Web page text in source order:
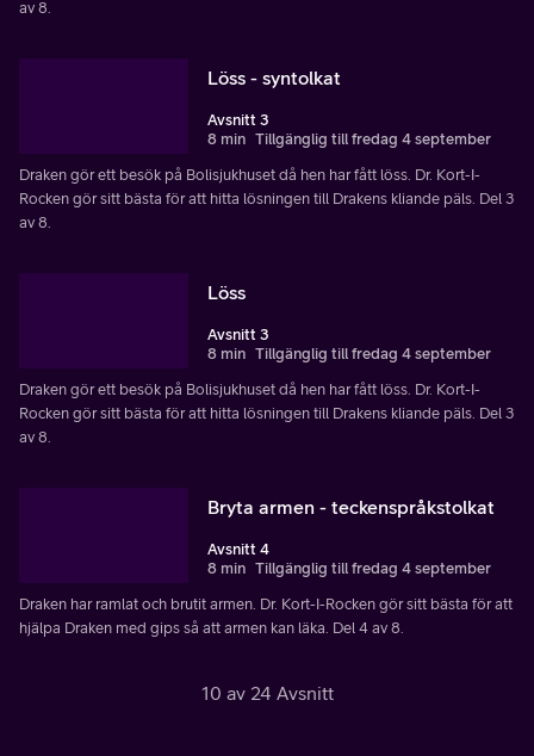
av 8.
Löss - syntolkat
Avsnitt 3
8 min Tillgänglig till fredag 4 september
Draken gör ett besök på Bolisjukhuset då hen har fått löss. Dr. Kort-I-
Rocken gör sitt bästa för att hitta lösningen till Drakens kliande päls. Del 3
av 8.
Löss
Avsnitt 3
8 min Tillgänglig till fredag 4 september
Draken gör ett besök på Bolisjukhuset då hen har fått löss. Dr. Kort-I-
Rocken gör sitt bästa för att hitta lösningen till Drakens kliande päls. Del 3
av 8.
Bryta armen - teckenspråkstolkat
Avsnitt 4
8 min Tillgänglig till fredag 4 september
Draken har ramlat och brutit armen. Dr. Kort-I-Rocken gör sitt bästa för att
hjälpa Draken med gips så att armen kan läka. Del 4 av 8.
10 av 24 Avsnitt